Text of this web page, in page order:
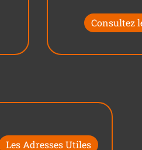
Consultez
Les Adresses Utiles